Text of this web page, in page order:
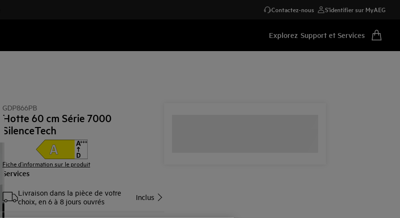
Contactez-nous S'identifier sur MyAEG
Explorez Support et Services
GDP866PB
Hotte 60 cm Série 7000
SilenceTech
Fiche d’information sur le produit
Services
Livraison dans la pièce de votre
choix, en 6 à 8 jours ouvrés
Inclus